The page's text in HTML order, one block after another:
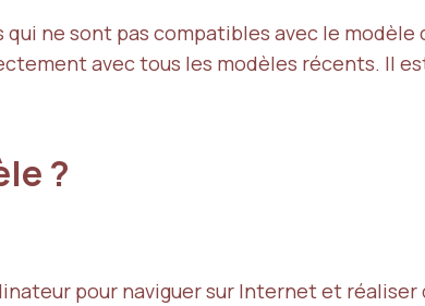
ne sont pas compatibles avec le
avec tous les modèles récents. Il
?
pour naviguer sur Internet et